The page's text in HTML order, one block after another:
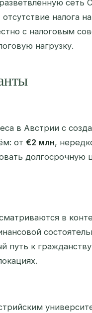
налога
с налоговым
нагрузку.
в Австрии с
от €2 млн,
долгосрочную
в
путь к